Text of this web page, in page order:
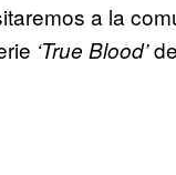
a la
‘True Blood’